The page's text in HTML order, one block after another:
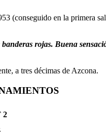
(conseguido en la primera
rojas. Buena
a tres décimas de Azcona.
2